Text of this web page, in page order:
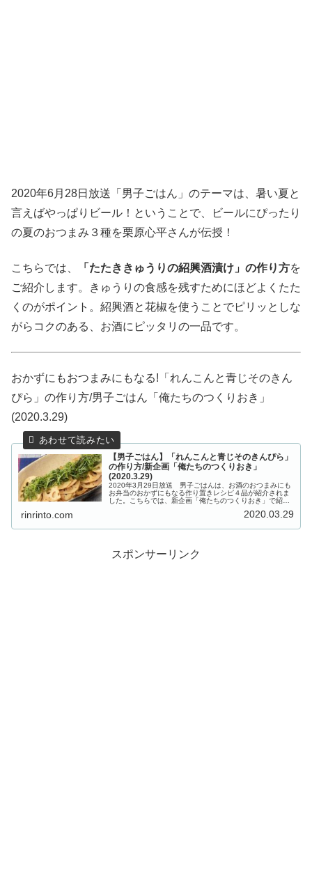
2020年6月28日放送「男子ごはん」のテーマは、暑い夏と
言えばやっぱりビール！ということで、ビールにぴったり
の夏のおつまみ３種を栗原心平さんが伝授！
こちらでは、 「たたききゅうりの紹興酒漬け」の作り方を
ご紹介します。きゅうりの食感を残すためにほどよくたた
くのがポイント。紹興酒と花椒を使うことでピリッとしな
がらコクのある、お酒にピッタリの一品です。
おかずにもおつまみにもなる!「れんこんと青じそのきん
ぴら」の作り方/男子ごはん「俺たちのつくりおき」
(2020.3.29)
【男子ごはん】「れんこんと青じそのきんぴら」
の作り方/新企画「俺たちのつくりおき」
(2020.3.29)
2020年3月29日放送 男子ごはんは、お酒のおつまみにも
お弁当のおかずにもなる作り置きレシピ４品が紹介されま
した。こちらでは、新企画「俺たちのつくりおき」で紹介
rinrinto.com 2020.03.29
スポンサーリンク